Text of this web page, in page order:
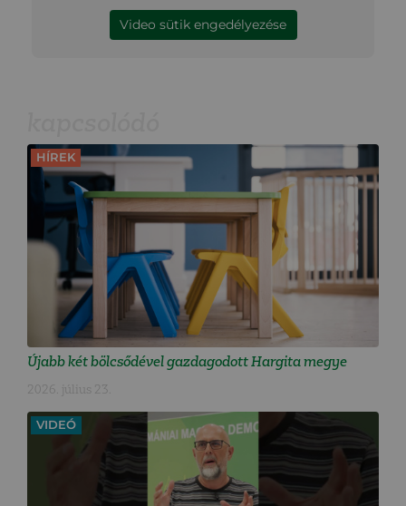
Video sütik engedélyezése
HÍREK
Újabb két bölcsődével gazdagodott Hargita megye
2026. július 23.
VIDEÓ